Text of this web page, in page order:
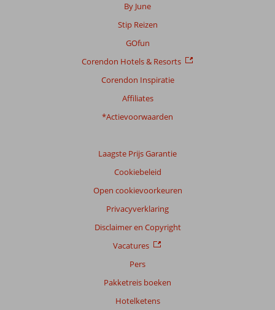
By June
Stip Reizen
GOfun
Corendon Hotels & Resorts
Corendon Inspiratie
Affiliates
*Actievoorwaarden
Laagste Prijs Garantie
Cookiebeleid
Open cookievoorkeuren
Privacyverklaring
Disclaimer en Copyright
Vacatures
Pers
Pakketreis boeken
Hotelketens